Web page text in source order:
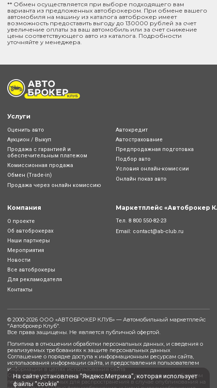
На сайте установлена "Яндекс.Метрика", которая использует
файлы "cookie"
** Обмен осуществляется при выборе подходящего вам
варианта из предложенных автоброкером. При обмене вашего
автомобиля на машину из каталога автоброкер имеет
возможность предоставить выгоду до 130000 рублей за счет
увеличение оплаты за ваш автомобиль или за счет снижение
цены соответствующего авто из каталога. Подробности
уточняйте у менеджера.
Услуги
Оценить авто
Аукцион / Выкуп
Продажа с гарантией и
обеспечительным платежом
Комиссионная продажа
Обмен (Trade-in)
Продажа через онлайн комиссию
Автокредит
Автострахование
Предпродажная подготовка
Подбор авто
Условия онлайн-комиcсии
Онлайн показ авто
Компания
О проекте
Об автоброкерах
Наши партнеры
Мероприятия
Новости
Все автоброкеры
Для рекламодателя
Контакты
Маркетплейс «Автоброкер
Тел. 8 800 550-82-23
Email: contact@ab-club.ru
© 2000-2026 ООО «АВТОБРОКЕР КЛУБ» — Автомобильный маркетплейс
"Автоброкер Клуб".
Все права защищены. Не является публичной офертой.
Политика в отношении обработки персональных данных, и сведения о
реализуемых требованиях к защите персональных данных
Соглашение о порядке доступа к информационным ресурсам сайта,
использования информации сайта, и предоставления пользователем
информации в целях использования сайта
Согласие на обработку персональных данных, разрешенных субъектом
персональных данных для распространения в случае опубликования на